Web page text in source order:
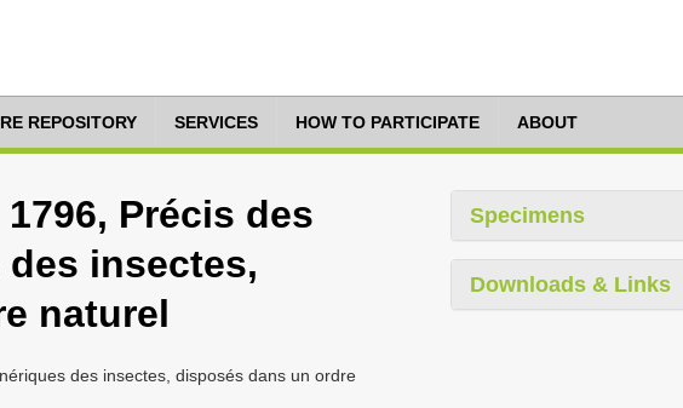
REPOSITORY SERVICES HOW TO PARTICIPATE ABOUT
Précis des
insectes,
naturel
des insectes, disposés dans un ordre
Specimens
Downloads & Links